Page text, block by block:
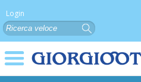
Login